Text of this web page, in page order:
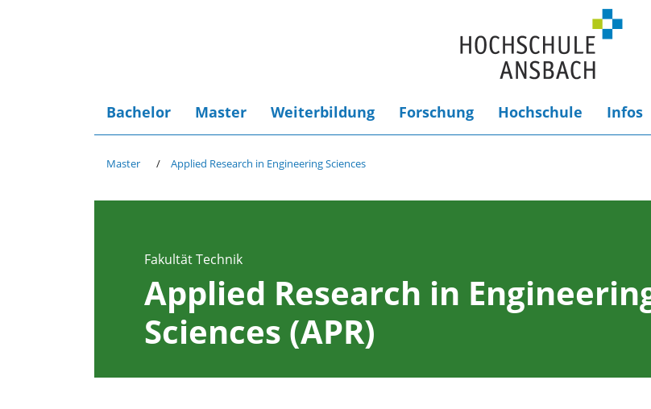
Bachelor Master Weiterbildung Forschung Hochschule Infos
Master Applied Research in Engineering Sciences
Fakultät Technik
Applied Research in
Sciences (APR)